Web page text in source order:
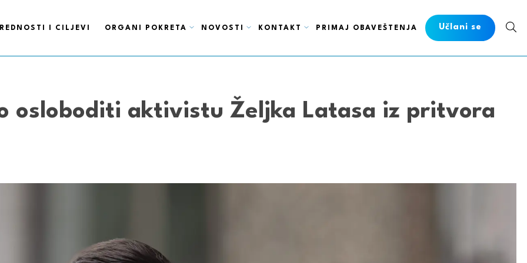
I CILJEVI ORGANI POKRETA NOVOSTI KONTAKT PRIMAJ OBAVEŠTENJA Učlani se
osloboditi aktivistu Željka Latasa iz pritvora